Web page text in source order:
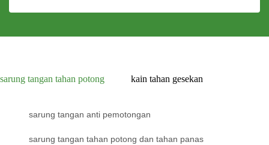
sarung tangan tahan potong kain tahan gesekan
sarung tangan anti pemotongan
sarung tangan tahan potong dan tahan panas